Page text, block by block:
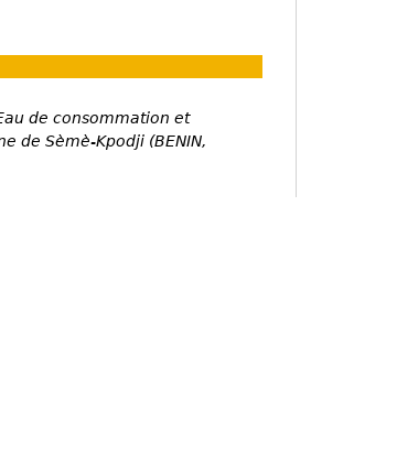
de consommation et
de Sèmè-Kpodji (BENIN,